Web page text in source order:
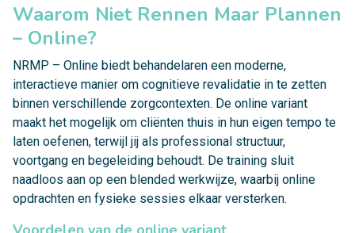
Waarom Niet Rennen Maar Plannen
– Online?
NRMP – Online biedt behandelaren een moderne,
interactieve manier om cognitieve revalidatie in te zetten
binnen verschillende zorgcontexten. De online variant
maakt het mogelijk om cliënten thuis in hun eigen tempo te
laten oefenen, terwijl jij als professional structuur,
voortgang en begeleiding behoudt. De training sluit
naadloos aan op een blended werkwijze, waarbij online
opdrachten en fysieke sessies elkaar versterken.